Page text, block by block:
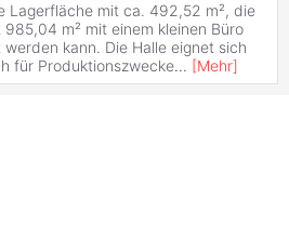
Lagerfläche mit ca. 492,52 m², die
m² mit einem kleinen Büro
kann. Die Halle eignet sich
für Produktionszwecke... [Mehr]